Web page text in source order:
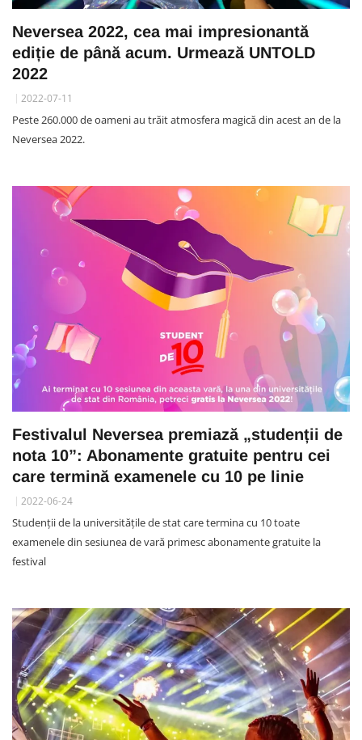
Neversea 2022, cea mai impresionantă
ediție de până acum. Urmează UNTOLD
2022
2022-07-11
Peste 260.000 de oameni au trăit atmosfera magică din acest an de la
Neversea 2022.
Festivalul Neversea premiază „studenții de
nota 10”: Abonamente gratuite pentru cei
care termină examenele cu 10 pe linie
2022-06-24
Studenții de la universitățile de stat care termina cu 10 toate
examenele din sesiunea de vară primesc abonamente gratuite la
festival